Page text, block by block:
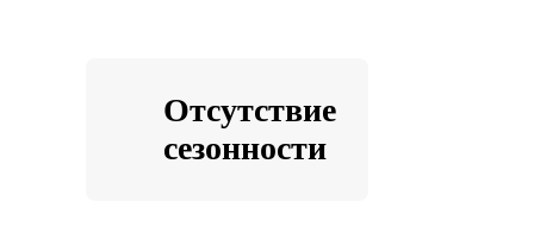
Отсутствие
сезонности